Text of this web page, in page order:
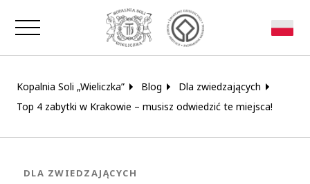
Zamknij okno
Kopalnia Soli „Wieliczka” Blog
Dla zwiedzających
Top 4 zabytki w Krakowie – musisz odwiedzić te miejsca!
KATEGORIA:
DLA ZWIEDZAJĄCYCH